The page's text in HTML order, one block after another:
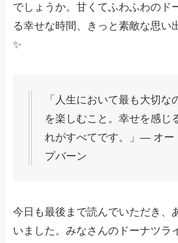
でしょうか。甘くてふわふわのド
る幸せな時間、きっと素敵な思い
✨
「人生において最も大切な
を楽しむこと。幸せを感じ
れがすべてです。」― オー
プバーン
今日も最後まで読んでいただき、
いました。みなさんのドーナツラ